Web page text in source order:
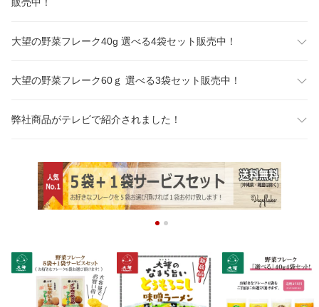
大望の野菜フレーク40g 選べる4袋セット販売中！
大望の野菜フレーク60ｇ 選べる3袋セット販売中！
弊社商品がテレビで紹介されました！